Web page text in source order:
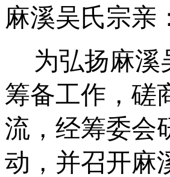
麻溪吴氏宗亲
为弘扬麻溪
筹备工作，磋
流，经筹委会
动，并召开麻